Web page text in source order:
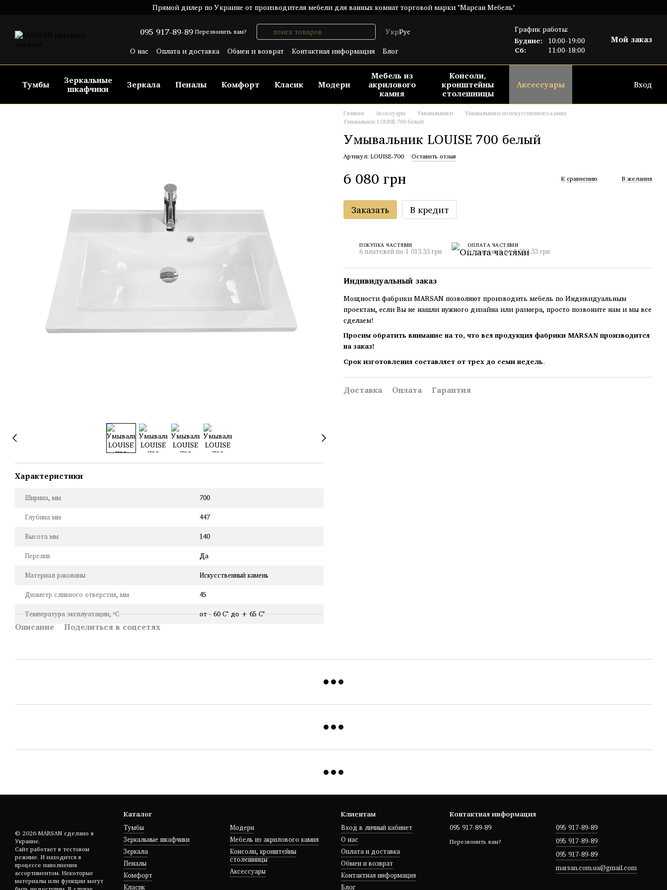
Прямой дилер по Украине от производителя мебели для ванных комнат торговой марки "Марсан Мебель"
095 917-89-89 Перезвонить вам? УкрРус
О нас
Оплата и доставка Обмен и возврат Контактная информация
Блог
График работы:
Будние: 10:00-19:00
Сб:
11:00-18:00
Мой заказ
Тумбы Зеркальные
шкафчики Зеркала Пеналы Комфорт Класик Модерн
Мебель из
акрилового
камня
Консоли,
кронштейны
столешницы
Аксессуары Вход
Характеристики
Ширина, мм
700
Глубина мм
447
Высота мм
140
Перелив
Да
Материал раковины
Искусственный камень
Диаметр сливного отверстия, мм
45
Температура эксплуатации, ºC
от - 60 С° до + 65 С°
Описание Поделиться в соцсетях
Главная Аксессуары Умывальники
Умывальники из искусственного камня
Умывальник LOUISE 700 белый
Умывальник LOUISE 700 белый
Артикул: LOUISE-700 Оставить отзыв
6 080 грн К сравнению В желания
Заказать В кредит
ПОКУПКА ЧАСТЯМИ
6 платежей по 1 013.33 грн
ОПЛАТА ЧАСТЯМИ
6 платежей по 1 013.33 грн
Индивидуальный заказ
Мощности фабрики MARSAN позволяют производить мебель по Индивидуальным
проектам, если Вы не нашли нужного дизайна или размера, просто позвоните нам и мы все
сделаем!
Просим обратить внимание на то, что вся продукция фабрики MARSAN производится
на заказ!
Срок изготовления составляет от трех до семи недель.
Доставка Оплата Гарантия
© 2026 MARSAN сделано в
Украине.
Сайт работает в тестовом
режиме. И находится в
процессе наполнения
ассортиментом. Некоторые
материалы или функции могут
Каталог
Тумбы
Зеркальные шкафчики
Зеркала
Пеналы
Комфорт
Класик
Модерн
Мебель из акрилового камня
Консоли, кронштейны
столешницы
Аксессуары
Клиентам
Вход в личный кабинет
О нас
Оплата и доставка
Обмен и возврат
Контактная информация
Блог
Контактная информация
095 917-89-89
Перезвонить вам?
095 917-89-89
095 917-89-89
095 917-89-89
marsan.com.ua@gmail.com